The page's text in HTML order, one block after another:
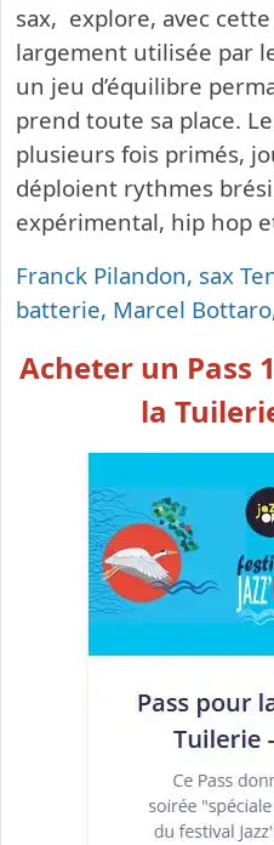
sax, explore, avec
largement utilisée par
un jeu d’équilibre
prend toute sa place.
plusieurs fois primés,
déploient rythmes
expérimental, hip hop
Franck Pilandon, sax
batterie, Marcel
Acheter un Pass
la